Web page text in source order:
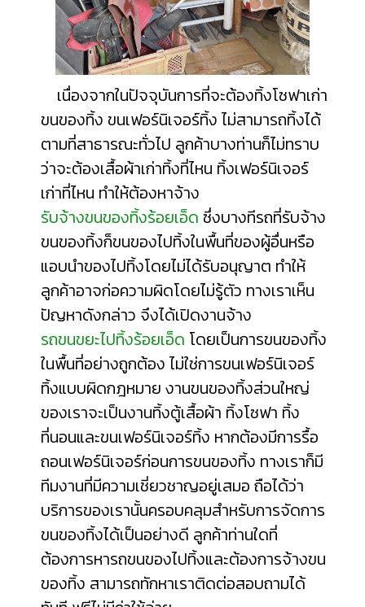
เนื่องจากในปัจจุบันการที่จะต้องทิ้งโซฟาเก่า
ขนของทิ้ง ขนเฟอร์นิเจอร์ทิ้ง ไม่สามารถทิ้งได้
ตามที่สาธารณะทั่วไป ลูกค้าบางท่านก็ไม่ทราบ
ว่าจะต้องเสื้อผ้าเก่าทิ้งที่ไหน ทิ้งเฟอร์นิเจอร์
เก่าที่ไหน ทำให้ต้องหาจ้าง
รับจ้างขนของทิ้งร้อยเอ็ด ซึ่งบางทีรถที่รับจ้าง
ขนของทิ้งก็ขนของไปทิ้งในพื้นที่ของผู้อื่นหรือ
แอบนำของไปทิ้งโดยไม่ได้รับอนุญาต ทำให้
ลูกค้าอาจก่อความผิดโดยไม่รู้ตัว ทางเราเห็น
ปัญหาดังกล่าว จึงได้เปิดงานจ้าง
รถขนขยะไปทิ้งร้อยเอ็ด โดยเป็นการขนของทิ้ง
ในพื้นที่อย่างถูกต้อง ไม่ใช่การขนเฟอร์นิเจอร์
ทิ้งแบบผิดกฎหมาย งานขนของทิ้งส่วนใหญ่
ของเราจะเป็นงานทิ้งตู้เสื้อผ้า ทิ้งโซฟา ทิ้ง
ที่นอนและขนเฟอร์นิเจอร์ทิ้ง หากต้องมีการรื้อ
ถอนเฟอร์นิเจอร์ก่อนการขนของทิ้ง ทางเราก็มี
ทีมงานที่มีความเชี่ยวชาญอยู่เสมอ ถือได้ว่า
บริการของเรานั้นครอบคลุมสำหรับการจัดการ
ขนของทิ้งได้เป็นอย่างดี ลูกค้าท่านใดที่
ต้องการหารถขนของไปทิ้งและต้องการจ้างขน
ของทิ้ง สามารถทักหาเราติดต่อสอบถามได้